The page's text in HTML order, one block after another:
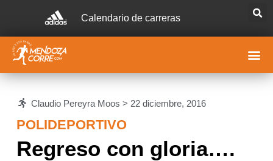
Calendario de carreras
Claudio Pereyra Moos > 22 diciembre, 2016
POLIDEPORTIVO
Regreso con gloria….